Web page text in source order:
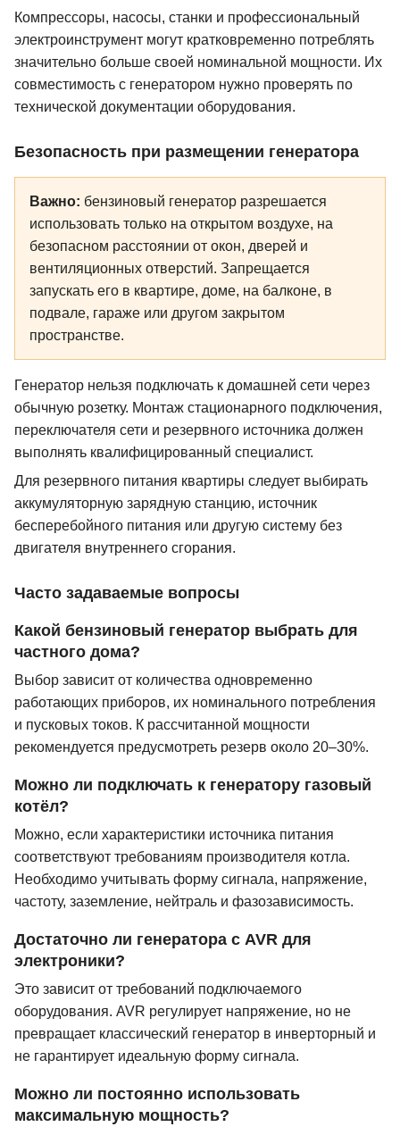
Компрессоры, насосы, станки и профессиональный
электроинструмент могут кратковременно потреблять
значительно больше своей номинальной мощности. Их
совместимость с генератором нужно проверять по
технической документации оборудования.
Безопасность при размещении генератора
Важно: бензиновый генератор разрешается
использовать только на открытом воздухе, на
безопасном расстоянии от окон, дверей и
вентиляционных отверстий. Запрещается
запускать его в квартире, доме, на балконе, в
подвале, гараже или другом закрытом
пространстве.
Генератор нельзя подключать к домашней сети через
обычную розетку. Монтаж стационарного подключения,
переключателя сети и резервного источника должен
выполнять квалифицированный специалист.
Для резервного питания квартиры следует выбирать
аккумуляторную зарядную станцию, источник
бесперебойного питания или другую систему без
двигателя внутреннего сгорания.
Часто задаваемые вопросы
Какой бензиновый генератор выбрать для
частного дома?
Выбор зависит от количества одновременно
работающих приборов, их номинального потребления
и пусковых токов. К рассчитанной мощности
рекомендуется предусмотреть резерв около 20–30%.
Можно ли подключать к генератору газовый
котёл?
Можно, если характеристики источника питания
соответствуют требованиям производителя котла.
Необходимо учитывать форму сигнала, напряжение,
частоту, заземление, нейтраль и фазозависимость.
Достаточно ли генератора с AVR для
электроники?
Это зависит от требований подключаемого
оборудования. AVR регулирует напряжение, но не
превращает классический генератор в инверторный и
не гарантирует идеальную форму сигнала.
Можно ли постоянно использовать
максимальную мощность?